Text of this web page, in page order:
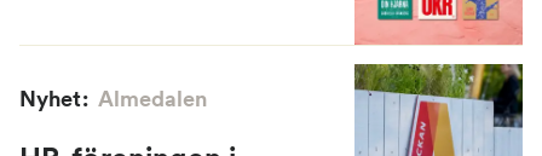
Nyhet: Almedalen